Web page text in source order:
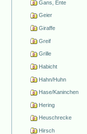
Gans, Ente
Geier
Giraffe
Greif
Grille
Habicht
Hahn/Huhn
Hase/Kaninchen
Hering
Heuschrecke
Hirsch